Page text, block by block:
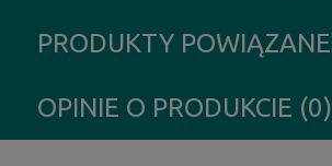
PRODUKTY POWIĄZANE
OPINIE O PRODUKCIE (0)